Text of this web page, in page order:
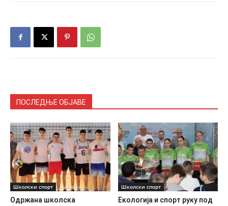
ПОСЛЕДЊЕ ОБЈАВЕ
Школски спорт
Одржана школска
Школски спорт
Екологија и спорт руку под